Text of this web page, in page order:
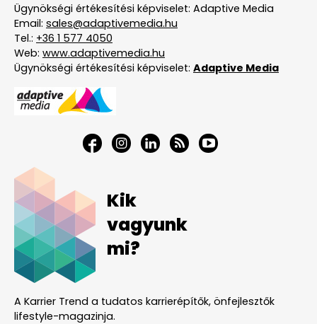
Ügynökségi értékesítési képviselet: Adaptive Media
Email: sales@adaptivemedia.hu
Tel.: +36 1 577 4050
Web: www.adaptivemedia.hu
Ügynökségi értékesítési képviselet: Adaptive Media
Kik
vagyunk
mi?
A Karrier Trend a tudatos karrierépítők, önfejlesztők
lifestyle-magazinja.